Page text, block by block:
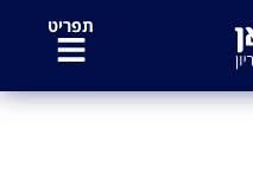
תפריט